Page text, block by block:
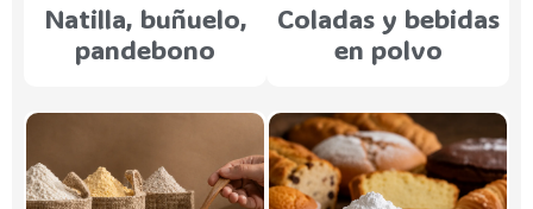
Natilla, buñuelo,
pandebono
Coladas y bebidas
en polvo